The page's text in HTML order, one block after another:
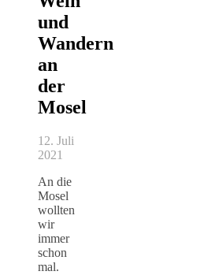
und
Wandern
an
der
Mosel
12. Juli
2021
An die
Mosel
wollten
wir
immer
schon
mal.